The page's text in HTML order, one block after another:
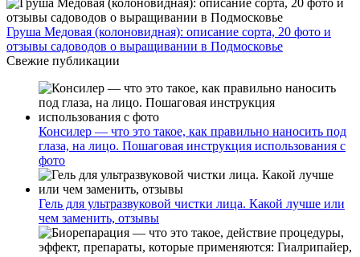
Груша Медовая (колоновидная): описание сорта, 20 фото и
отзывы садоводов о выращивании в Подмосковье
Свежие публикации
Консилер — что это такое, как правильно наносить под
глаза, на лицо. Пошаговая инструкция использования с
фото
Гель для ультразвуковой чистки лица. Какой лучше или
чем заменить, отзывы